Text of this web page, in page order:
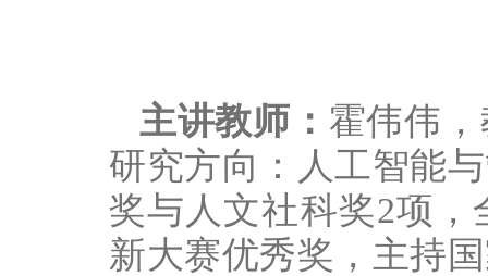
主讲教师： 霍伟伟
研究方向：人工智能
奖与人文社科奖2项
新大赛优秀奖，主持